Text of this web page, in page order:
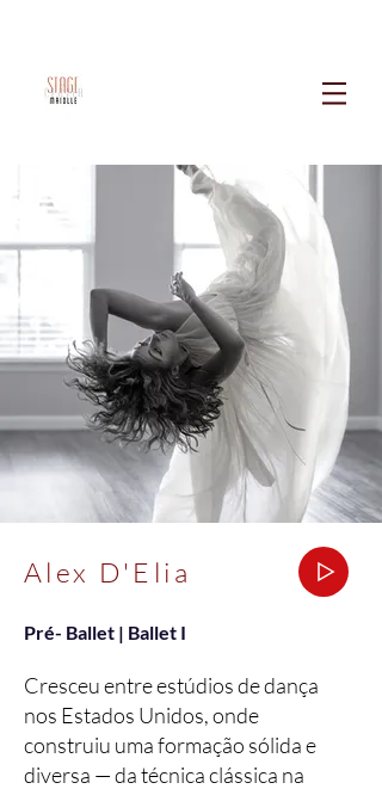
Alex D'Elia
Pré- Ballet | Ballet I
Cresceu entre estúdios de dança
nos Estados Unidos, onde
construiu uma formação sólida e
diversa — da técnica clássica na